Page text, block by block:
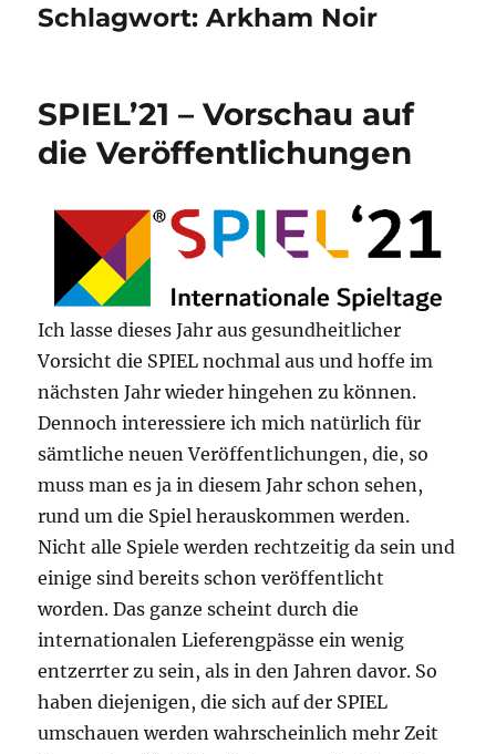
Schlagwort:Arkham Noir
SPIEL’21 – Vorschau auf
die Veröffentlichungen
Ich lasse dieses Jahr aus gesundheitlicher
Vorsicht die SPIEL nochmal aus und hoffe im
nächsten Jahr wieder hingehen zu können.
Dennoch interessiere ich mich natürlich für
sämtliche neuen Veröffentlichungen, die, so
muss man es ja in diesem Jahr schon sehen,
rund um die Spiel herauskommen werden.
Nicht alle Spiele werden rechtzeitig da sein und
einige sind bereits schon veröffentlicht
worden. Das ganze scheint durch die
internationalen Lieferengpässe ein wenig
entzerrter zu sein, als in den Jahren davor. So
haben diejenigen, die sich auf der SPIEL
umschauen werden wahrscheinlich mehr Zeit